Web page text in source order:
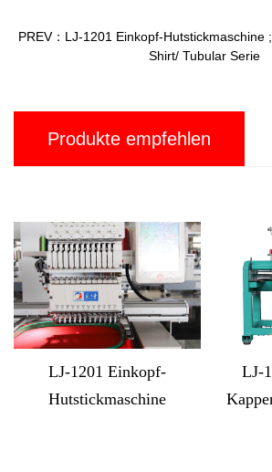
PREV：LJ-1201 Einkopf-Hutstickmaschine;
Shirt/ Tubular Serie
Produkte empfehlen
LJ-1202 2 Köpfe
Kappenstickmaschine